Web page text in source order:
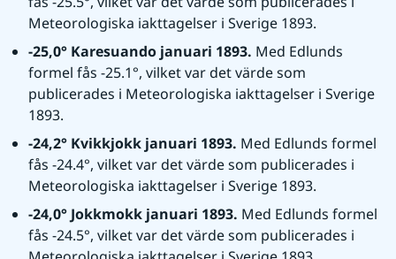
Meteorologiska iakttagelser i Sverige 1893.
-25,0° Karesuando januari 1893. Med Edlunds
formel fås -25.1°, vilket var det värde som
publicerades i Meteorologiska iakttagelser i Sverige
1893.
-24,2° Kvikkjokk januari 1893. Med Edlunds formel
fås -24.4°, vilket var det värde som publicerades i
Meteorologiska iakttagelser i Sverige 1893.
-24,0° Jokkmokk januari 1893. Med Edlunds formel
fås -24.5°, vilket var det värde som publicerades i